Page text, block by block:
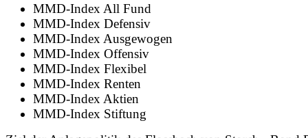
MMD-Index All Fund
MMD-Index Defensiv
MMD-Index Ausgewogen
MMD-Index Offensiv
MMD-Index Flexibel
MMD-Index Renten
MMD-Index Aktien
MMD-Index Stiftung